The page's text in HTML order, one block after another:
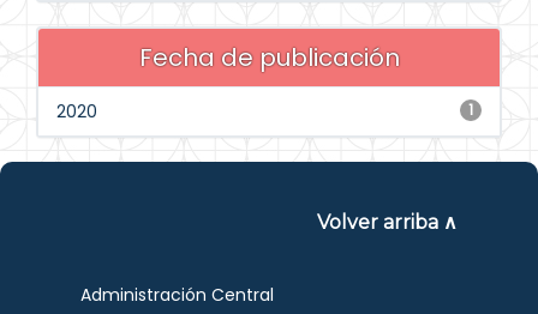
Fecha de publicación
1
2020
Volver arriba ∧
Administración Central